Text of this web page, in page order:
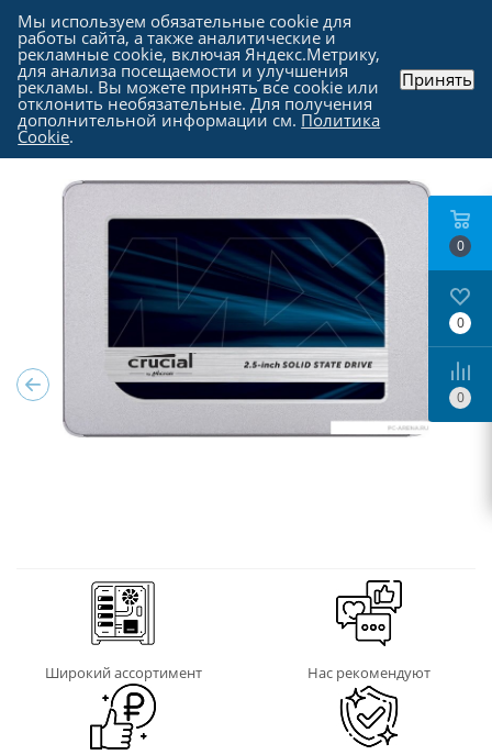
Каталог - Комплектующие для компьютера
SSD накопители SATA | mSATA | PCI-E
Широкий ассортимент Нас рекомендуют
0
0
0
Мы используем обязательные cookie для
работы сайта, а также аналитические и
рекламные cookie, включая Яндекс.Метрику,
для анализа посещаемости и улучшения
рекламы. Вы можете принять все cookie или
отклонить необязательные. Для получения
дополнительной информации см. Политика
Cookie.
Принять